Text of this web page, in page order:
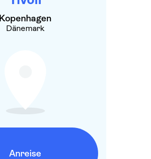
Kopenhagen
Dänemark
Anreise